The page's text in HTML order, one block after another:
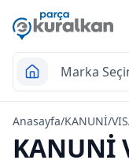
Anasayfa/KANUNİ/
KANUNİ